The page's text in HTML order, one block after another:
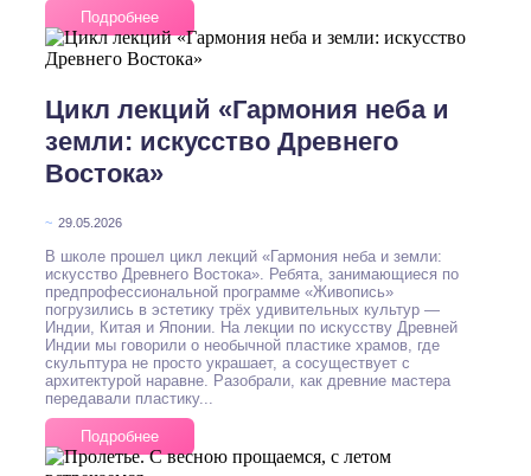
Подробнее
Цикл лекций «Гармония неба и
земли: искусство Древнего
Востока»
~ 29.05.2026
В школе прошел цикл лекций «Гармония неба и земли:
искусство Древнего Востока». Ребята, занимающиеся по
предпрофессиональной программе «Живопись»
погрузились в эстетику трёх удивительных культур —
Индии, Китая и Японии. На лекции по искусству Древней
Индии мы говорили о необычной пластике храмов, где
скульптура не просто украшает, а сосуществует с
архитектурой наравне. Разобрали, как древние мастера
передавали пластику...
Подробнее